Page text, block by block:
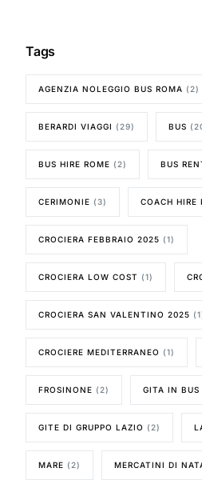
Tags
AGENZIA NOLEGGIO BUS ROMA (2)
BERARDI VIAGGI (29) BUS
BUS HIRE ROME (2) BUS
CERIMONIE (3) COACH HIRE
CROCIERA FEBBRAIO 2025 (1)
CROCIERA LOW COST (1)
CROCIERA SAN VALENTINO 2025
CROCIERE MEDITERRANEO (1)
FROSINONE (2) GITA IN BUS
GITE DI GRUPPO LAZIO (2)
MARE (2) MERCATINI DI